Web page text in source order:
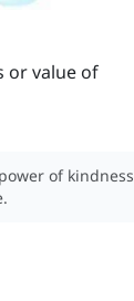
or value of
of kindness